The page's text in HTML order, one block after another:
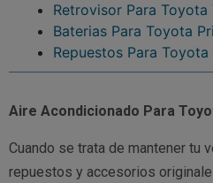
Retrovisor Para Toyota
Baterias Para Toyota
Repuestos Para
Aire Acondicionado Para
Cuando se trata de mantener tu
repuestos y accesorios